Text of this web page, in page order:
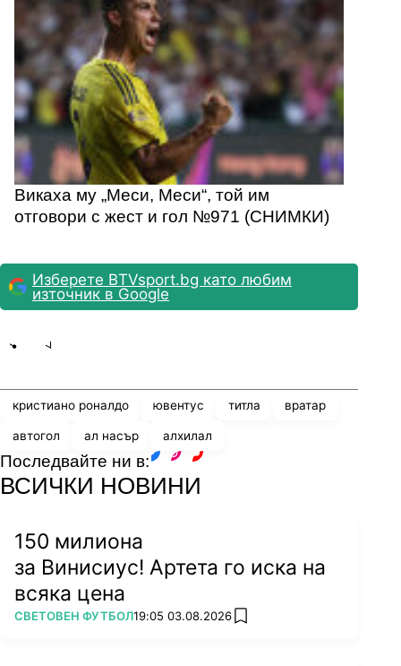
Викаха му „Меси, Меси“, той им
отговори с жест и гол №971 (СНИМКИ)
Изберете BTVsport.bg като любим
източник в Google
кристиано роналдо ювентус титла вратар
автогол ал насър алхилал
Последвайте ни в:
ВСИЧКИ НОВИНИ
150 милиона
за Винисиус! Артета го иска на
всяка цена
ПОВЕЧЕ ОТ
СВЕТОВЕН ФУТБОЛ19:05 03.08.2026 add favorites